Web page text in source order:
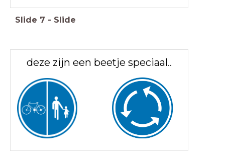
Slide 7 - Slide
deze zijn een beetje speciaal..